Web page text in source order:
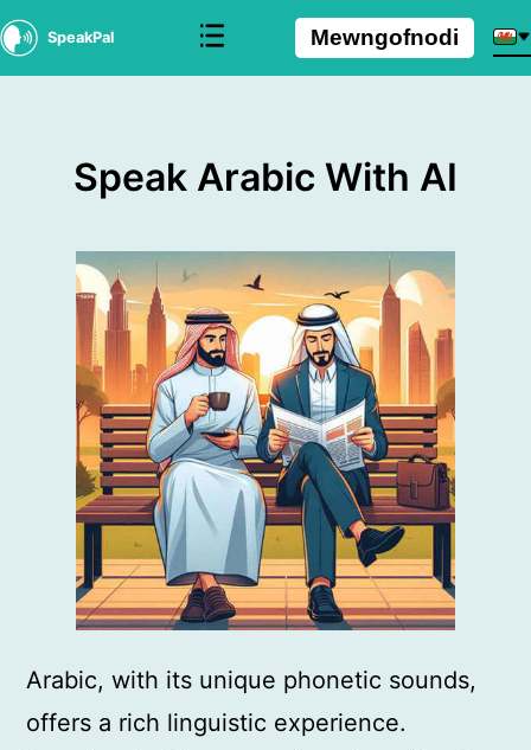
SpeakPal Mewngofnodi
Speak Arabic With AI
Arabic, with its unique phonetic sounds,
offers a rich linguistic experience.